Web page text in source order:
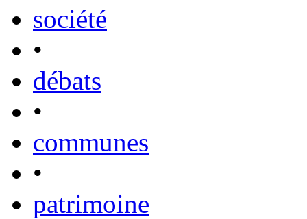
société
•
débats
•
communes
•
patrimoine